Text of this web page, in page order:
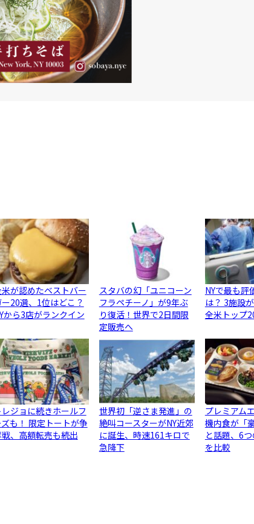
が認めたベストバー
ー20選、1位はどこ？
から3店がランクイン
スタバの幻「ユニコーン
フラペチーノ」が9年ぶ
り復活！世界で2日間限
定販売へ
NYで最も評
は？ 3施設
全米トップ
レジョに続きホールフ
ズも！ 限定トートが争
、高額転売も続出
世界初「逆さま発進」の
絶叫コースターがNY近郊
に誕生、時速161キロで
急降下
プレミアム
機内食が「
と話題、6
を比較